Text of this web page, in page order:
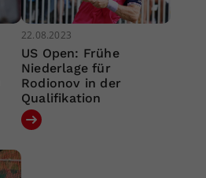
22.08.2023
US Open: Frühe
Niederlage für
Rodionov in der
Qualifikation